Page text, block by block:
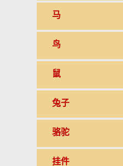
马
鸟
鼠
兔子
骆驼
挂件